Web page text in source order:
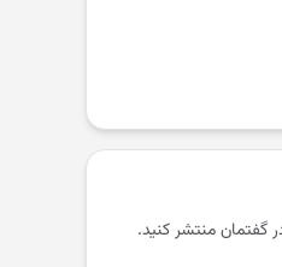
گفتمان منتشر کنید.